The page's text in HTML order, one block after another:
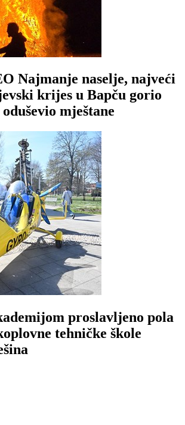
Najmanje naselje, najveći
krijes u Bapču gorio
mještane
proslavljeno pola
tehničke škole